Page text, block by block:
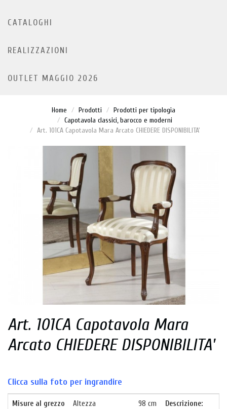
CATALOGHI
REALIZZAZIONI
OUTLET MAGGIO 2026
Home Prodotti
Prodotti per tipologia
Capotavola classici, barocco e moderni
Art. 101CA Capotavola Mara Arcato CHIEDERE DISPONIBILITA'
Art. 101CA Capotavola Mara
Arcato CHIEDERE DISPONIBILITA'
Clicca sulla foto per ingrandire
Misure al grezzo Altezza 98 cm
Descrizione: